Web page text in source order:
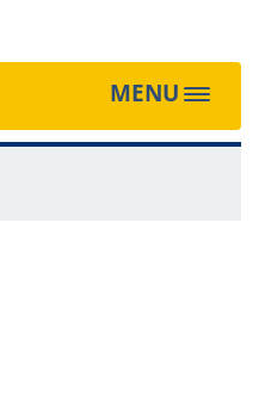
MENU
Toggle